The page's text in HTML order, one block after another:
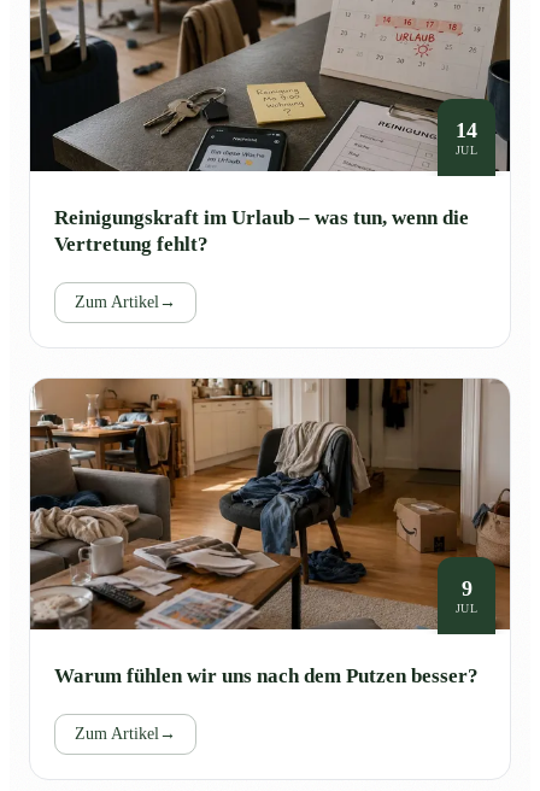
14
JUL
Reinigungskraft im Urlaub – was tun, wenn die
Vertretung fehlt?
Zum Artikel→
9
JUL
Warum fühlen wir uns nach dem Putzen besser?
Zum Artikel→